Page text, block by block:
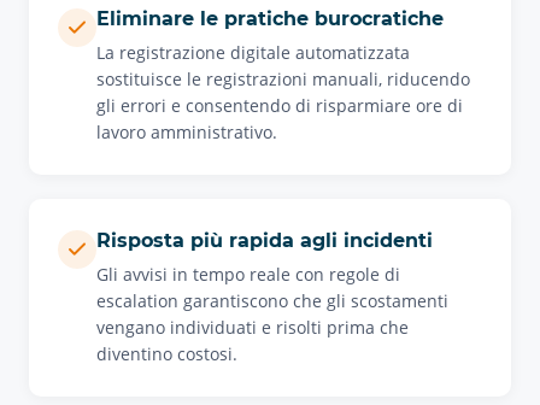
Eliminare le pratiche burocratiche
La registrazione digitale automatizzata
sostituisce le registrazioni manuali, riducendo
gli errori e consentendo di risparmiare ore di
lavoro amministrativo.
Risposta più rapida agli incidenti
Gli avvisi in tempo reale con regole di
escalation garantiscono che gli scostamenti
vengano individuati e risolti prima che
diventino costosi.